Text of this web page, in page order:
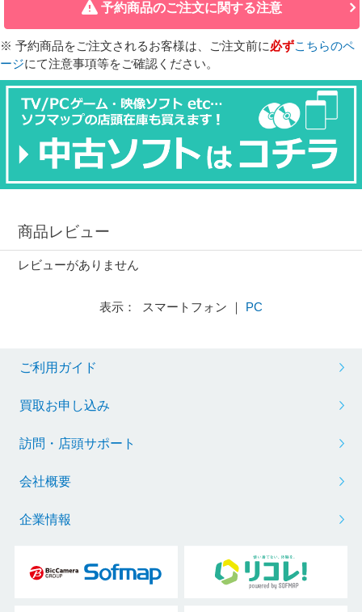
予約商品のご注文に関する注意
※ 予約商品をご注文されるお客様は、ご注文前に必ずこちらのペ
ージにて注意事項等をご確認ください。
商品レビュー
レビューがありません
表示： スマートフォン ｜ PC
ご利用ガイド
買取お申し込み
訪問・店頭サポート
会社概要
企業情報